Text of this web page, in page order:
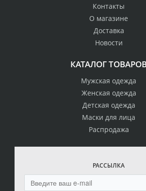
Контакты
О магазине
Доставка
Новости
КАТАЛОГ
Мужская одежда
Женская одежда
Детская одежда
Маски для лица
Распродажа
РАССЫЛКА